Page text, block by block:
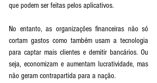
que podem ser feitas pelos aplicativos.
No entanto, as organizações financeiras não só
cortam gastos como também usam a tecnologia
para captar mais clientes e demitir bancários. Ou
seja, economizam e aumentam lucratividade, mas
não geram contrapartida para a nação.